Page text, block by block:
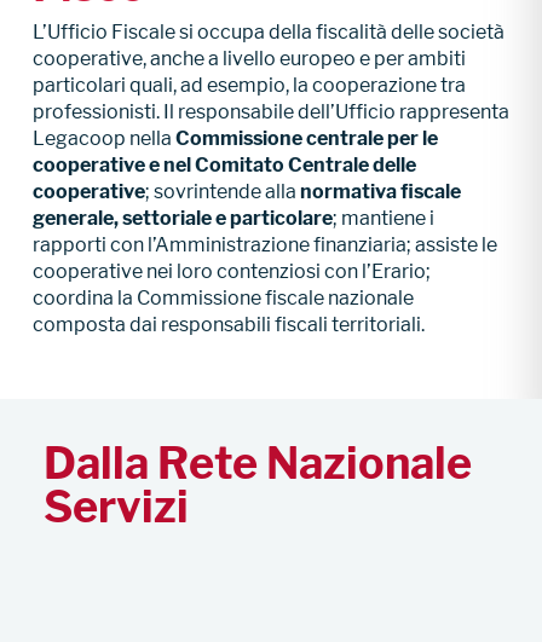
L’Ufficio Fiscale si occupa della fiscalità delle società
cooperative, anche a livello europeo e per ambiti
particolari quali, ad esempio, la cooperazione tra
professionisti.
Il responsabile dell’Ufficio rappresenta
Legacoop nella Commissione centrale per le
cooperative e nel Comitato Centrale delle
cooperative; sovrintende alla normativa fiscale
generale, settoriale e particolare; mantiene i
rapporti con l’Amministrazione finanziaria; assiste le
cooperative nei loro contenziosi con l’Erario;
coordina la Commissione fiscale nazionale
composta dai responsabili fiscali territoriali.
Dalla Rete Nazionale
Servizi